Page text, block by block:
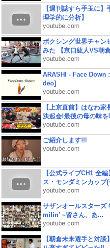
【週刊誌すら手玉に
理学的に分析】
youtube.com
ボクシング世界チャン
みた 【京口紘人VS朝
youtube.com
ARASHI - Face
deo]
youtube.com
【上京直前】はなわ
決起会!最後の母の味を
youtube.com
ご紹介します!!!
youtube.com
【公式ライブCH1 全
ス・モンダミンカップ(
youtube.com
サザンオールスターズ
milin’ ~皆さん、あ...
youtube.com
【朝倉未来選手と対